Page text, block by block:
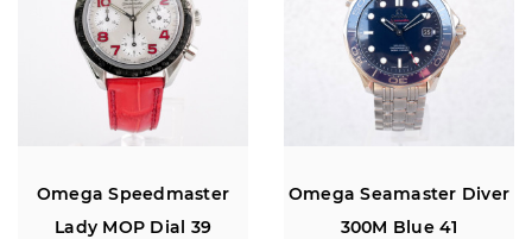
Omega Speedmaster
Lady MOP Dial 39
Omega Seamaster Diver
300M Blue 41